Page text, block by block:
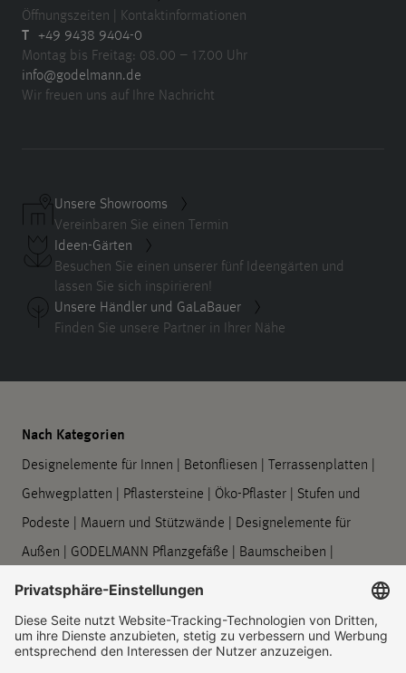
Öffnungszeiten | Kontaktinformationen
T +49 9438 9404-0
Montag bis Freitag: 08.00 – 17.00 Uhr
info@godelmann.de
Wir freuen uns auf Ihre Nachricht
Unsere Showrooms
Vereinbaren Sie einen Termin
Ideen-Gärten
Besuchen Sie einen unserer fünf Ideengärten und
lassen Sie sich inspirieren!
Unsere Händler und GaLaBauer
Finden Sie unsere Partner in Ihrer Nähe
Nach Kategorien
Designelemente für Innen Betonfliesen Terrassenplatten
Gehwegplatten
Pflastersteine Öko-Pflaster Stufen und
Podeste
Mauern und Stützwände
Designelemente für
Außen
GODELMANN Pflanzgefäße Baumscheiben
Barrierefreie Leitsysteme
Unternehmen